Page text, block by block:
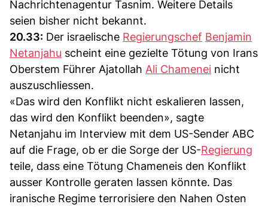
Nachrichtenagentur Tasnim. Weitere Details
seien bisher nicht bekannt.
20.33: Der israelische Regierungschef Benjamin
Netanjahu scheint eine gezielte Tötung von Irans
Oberstem Führer Ajatollah Ali Chamenei nicht
auszuschliessen.
«Das wird den Konflikt nicht eskalieren lassen,
das wird den Konflikt beenden», sagte
Netanjahu im Interview mit dem US-Sender ABC
auf die Frage, ob er die Sorge der US-Regierung
teile, dass eine Tötung Chameneis den Konflikt
ausser Kontrolle geraten lassen könnte. Das
iranische Regime terrorisiere den Nahen Osten